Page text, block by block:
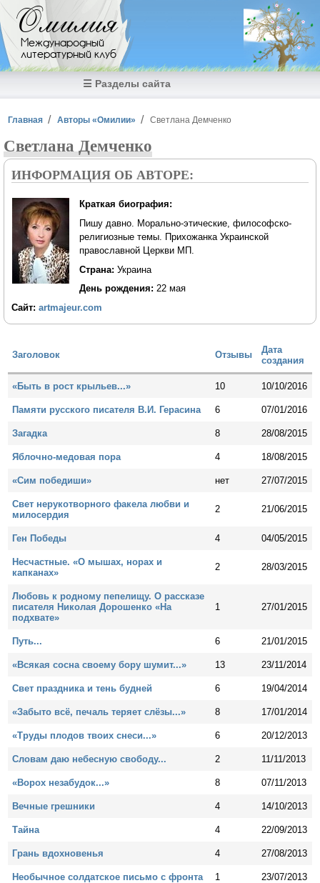
Перейти к основному содержанию
Омилия
Международный
литературный клуб
☰ Разделы сайта
Вы здесь
Главная Авторы «Омилии» Светлана Демченко
Светлана Демченко
ИНФОРМАЦИЯ ОБ АВТОРЕ:
Краткая биография:
Пишу давно. Морально-этические, философско-
религиозные темы. Прихожанка Украинской
православной Церкви МП.
Страна: Украина
День рождения: 22 мая
Сайт: artmajeur.com
Заголовок Отзывы
Дата
создания
«Быть в рост крыльев...» 10 10/10/2016
Памяти русского писателя В.И. Герасина 6 07/01/2016
Загадка 8 28/08/2015
Яблочно-медовая пора 4 18/08/2015
«Сим победиши» нет 27/07/2015
Свет нерукотворного факела любви и
милосердия
2 21/06/2015
Ген Победы 4 04/05/2015
Несчастные. «О мышах, норах и
капканах»
2 28/03/2015
Любовь к родному пепелищу. О рассказе
писателя Николая Дорошенко «На
подхвате»
1 27/01/2015
Путь... 6 21/01/2015
«Всякая сосна своему бору шумит...» 13 23/11/2014
Свет праздника и тень будней 6 19/04/2014
«Забыто всё, печаль теряет слёзы...» 8 17/01/2014
«Труды плодов твоих снеси...» 6 20/12/2013
Словам даю небесную свободу... 2 11/11/2013
«Ворох незабудок...» 8 07/11/2013
Вечные грешники 4 14/10/2013
Тайна 4 22/09/2013
Грань вдохновенья 4 27/08/2013
Необычное солдатское письмо с фронта 1 23/07/2013